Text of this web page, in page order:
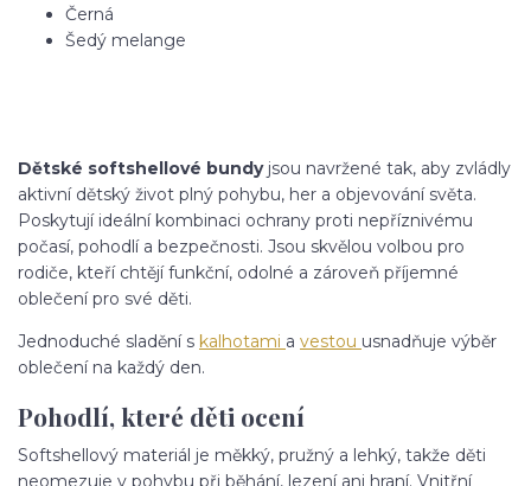
Černá
Šedý melange
Dětské softshellové bundyjsou navržené tak, aby zvládly
aktivní dětský život plný pohybu, her a objevování světa.
Poskytují ideální kombinaci ochrany proti nepříznivému
počasí, pohodlí a bezpečnosti. Jsou skvělou volbou pro
rodiče, kteří chtějí funkční, odolné a zároveň příjemné
oblečení pro své děti.
Jednoduché sladění s kalhotami a vestou usnadňuje výběr
oblečení na každý den.
Pohodlí, které děti ocení
Softshellový materiál je měkký, pružný a lehký, takže děti
neomezuje v pohybu při běhání, lezení ani hraní. Vnitřní